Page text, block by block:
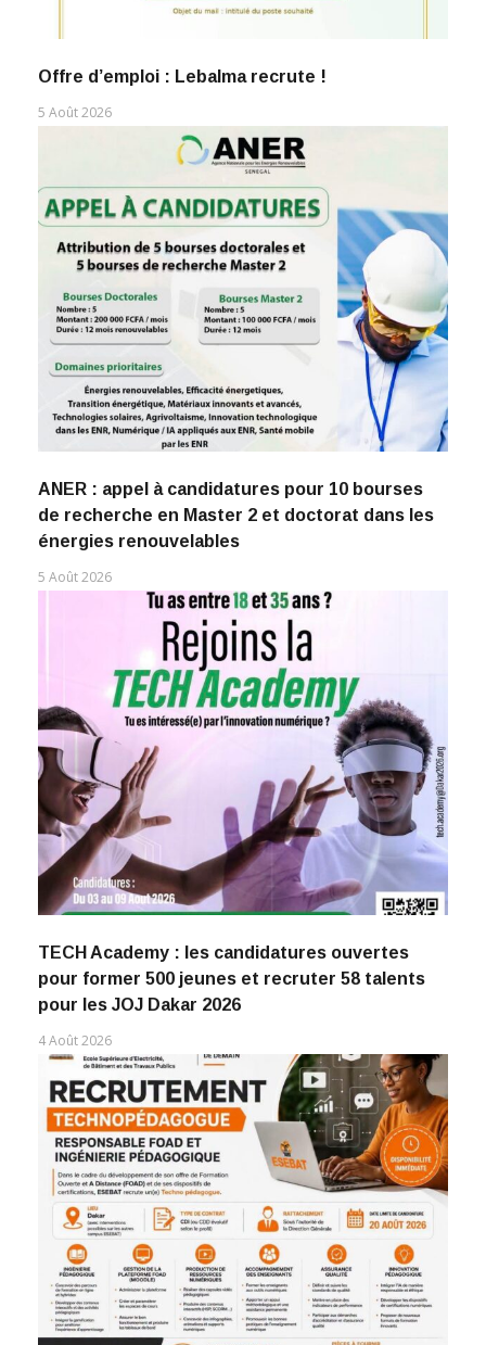
Offre d’emploi : Lebalma recrute !
5 Août 2026
ANER : appel à candidatures pour 10 bourses
de recherche en Master 2 et doctorat dans les
énergies renouvelables
5 Août 2026
TECH Academy : les candidatures ouvertes
pour former 500 jeunes et recruter 58 talents
pour les JOJ Dakar 2026
4 Août 2026